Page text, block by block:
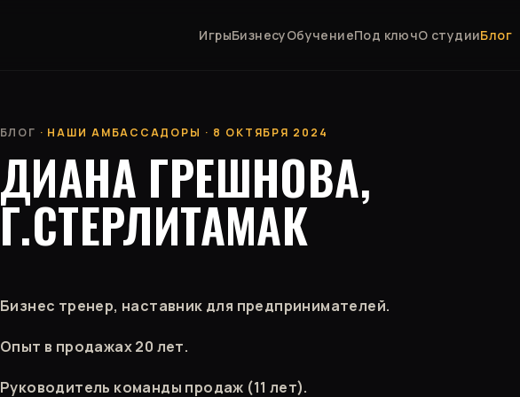
ИгрыБизнесуОбучениеПод ключО студииБлог
БЛОГ · НАШИ АМБАССАДОРЫ · 8 ОКТЯБРЯ 2024
ДИАНА ГРЕШНОВА,
Г.СТЕРЛИТАМАК
Бизнес тренер, наставник для предпринимателей.
Опыт в продажах 20 лет.
Руководитель команды продаж (11 лет).